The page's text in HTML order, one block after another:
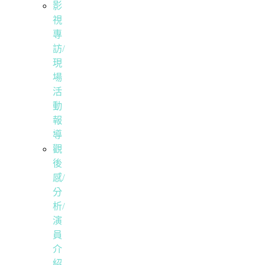
影
視
專
訪/
現
場
活
動
報
導
觀
後
感/
分
析/
演
員
介